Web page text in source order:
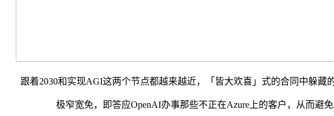
跟着2030和实现AGI这两个节点都越来越近，「皆大欢喜」式的合同中躲藏的
极窄宽免，即答应OpenAI办事那些不正在Azure上的客户，从而避免